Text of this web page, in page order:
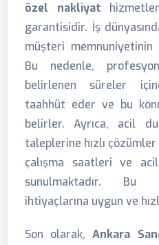
özel nakliyat
garantisidir. İş
müşteri memnuniyetinin
Bu nedenle,
belirlenen süreler
taahhüt eder ve bu
belirler. Ayrıca, acil
taleplerine hızlı
çalışma saatleri ve
sunulmaktadır. Bu
ihtiyaçlarına uygun ve
Son olarak,Ankara